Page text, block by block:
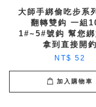
大師手綁偷吃步系
翻轉雙鈎 一組
1#~5#號鈎 幫您
拿到直接開釣
NT$ 52
加入購物車